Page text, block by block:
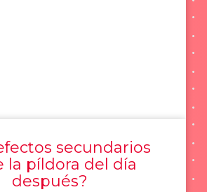
secundarios
la píldora del día
después?